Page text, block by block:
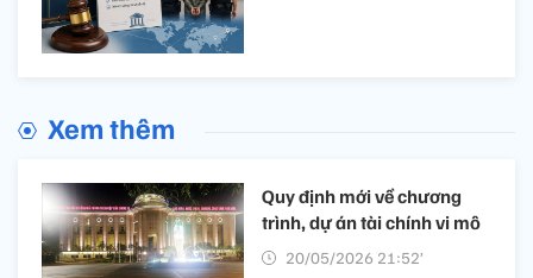
Xem thêm
Quy định mới về chương
trình, dự án tài chính vi mô
20/05/2026 21:52’